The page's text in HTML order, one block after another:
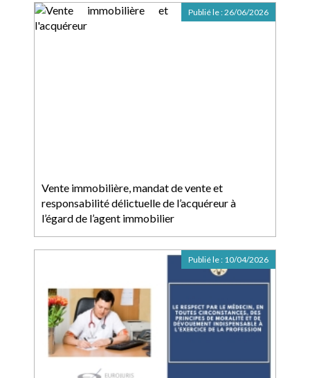
Vente immobilière, mandat de vente et
responsabilité délictuelle de l’acquéreur à
l’égard de l’agent immobilier
Publié le :26/06/2026
Publié le : 10/04/2026